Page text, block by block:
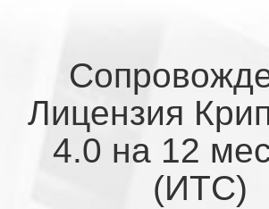
Лицензия
4.0 на 12
(ИТС)